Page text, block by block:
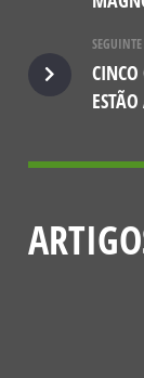
SEGUINTE
CINCO